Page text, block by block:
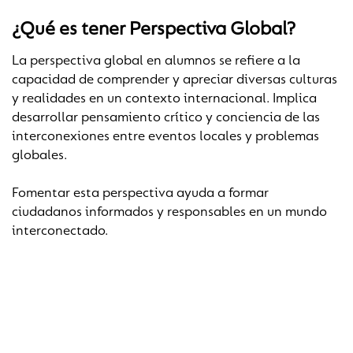
¿Qué es tener Perspectiva Global?
La perspectiva global en alumnos se refiere a la
capacidad de comprender y apreciar diversas culturas
y realidades en un contexto internacional. Implica
desarrollar pensamiento crítico y conciencia de las
interconexiones entre eventos locales y problemas
globales.
Fomentar esta perspectiva ayuda a formar
ciudadanos informados y responsables en un mundo
interconectado.